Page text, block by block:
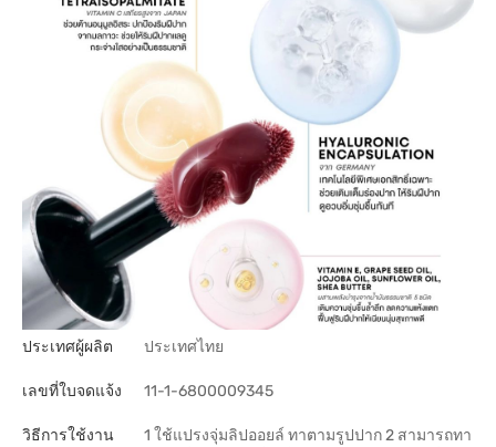
ประเทศผู้ผลิต ประเทศไทย
เลขที่ใบจดแจ้ง 11-1-6800009345
วิธีการใช้งาน
1 ใช้แปรงจุ่มลิปออยล์ ทาตามรูปปาก 2 สามารถทา